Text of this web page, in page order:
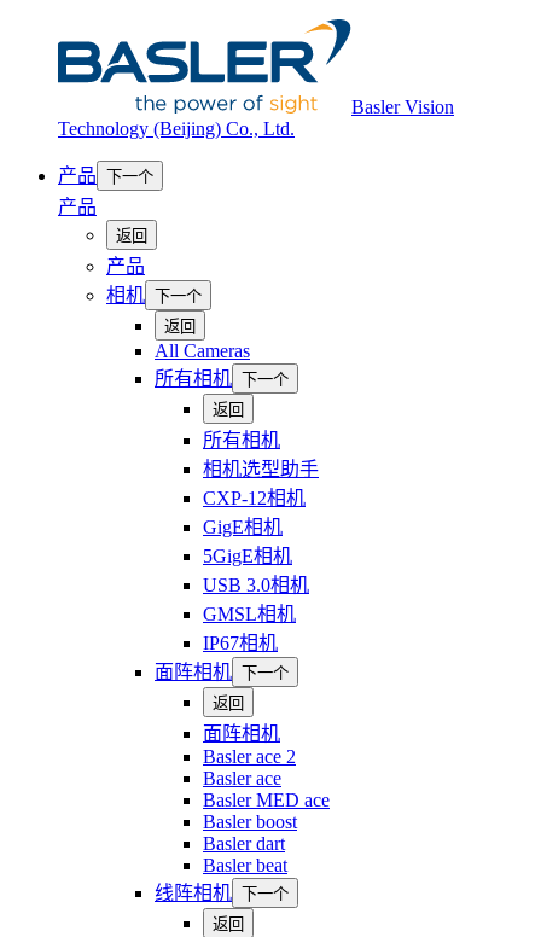
Basler Vision
Technology (Beijing) Co., Ltd.
产品 下一个
产品
返回
产品
相机
下一个
返回
All Cameras
所有相机
下一个
返回
所有相机
相机选型助手
CXP-12相机
GigE相机
5GigE相机
USB 3.0相机
GMSL相机
IP67相机
面阵相机
下一个
返回
面阵相机
Basler ace 2
Basler ace
Basler MED ace
Basler boost
Basler dart
Basler beat
线阵相机
下一个
返回